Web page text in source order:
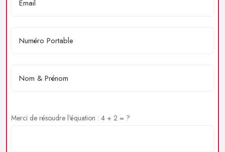
Merci de résoudre l'équation : 4 + 2 = ?